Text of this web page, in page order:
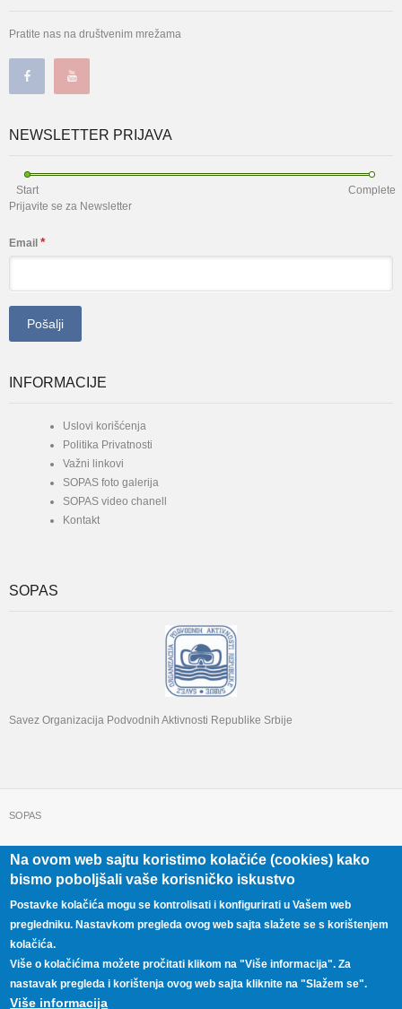
Pratite nas na društvenim mrežama
NEWSLETTER PRIJAVA
Start
Complete
Prijavite se za Newsletter
Email *
INFORMACIJE
Uslovi korišćenja
Politika Privatnosti
Važni linkovi
SOPAS foto galerija
SOPAS video chanell
Kontakt
SOPAS
Savez Organizacija Podvodnih Aktivnosti Republike Srbije
SOPAS
+381 11 322 22 32 Beograd, Beogradska 71
Na ovom web sajtu koristimo kolačiće (cookies) kako
bismo poboljšali vaše korisničko iskustvo
Postavke kolačića mogu se kontrolisati i konfigurirati u Vašem web
pregledniku. Nastavkom pregleda ovog web sajta slažete se s korištenjem
kolačića.
Više o kolačićima možete pročitati klikom na "Više informacija". Za
nastavak pregleda i korištenja ovog web sajta kliknite na "Slažem se".
Više informacija